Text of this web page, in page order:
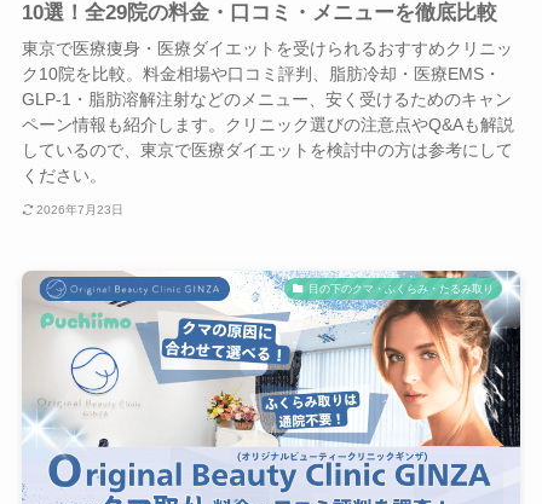
10選！全29院の料金・口コミ・メニューを徹底比較
東京で医療痩身・医療ダイエットを受けられるおすすめクリニッ
ク10院を比較。料金相場や口コミ評判、脂肪冷却・医療EMS・
GLP-1・脂肪溶解注射などのメニュー、安く受けるためのキャン
ペーン情報も紹介します。クリニック選びの注意点やQ&Aも解説
しているので、東京で医療ダイエットを検討中の方は参考にして
ください。
2026年7月23日
目の下のクマ・ふくらみ・たるみ取り